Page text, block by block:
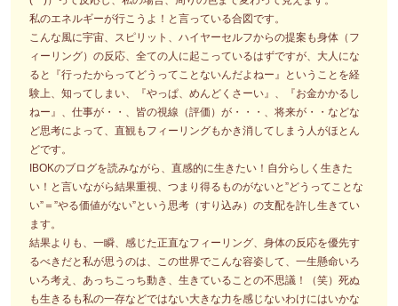
私のエネルギーが行こうよ！と言っている合図です。
こんな風に宇宙、スピリット、ハイヤーセルフからの提案も身体（フ
ィーリング）の反応、全ての人に起こっているはずですが、大人にな
ると『行ったからってどうってことないんだよねー』ということを経
験上、知ってしまい、『やっぱ、めんどくさーい』、『お金かかるし
ねー』、仕事が・・、皆の視線（評価）が・・・、将来が・・などな
ど思考によって、直観もフィーリングもかき消してしまう人がほとん
どです。
IBOKのブログを読みながら、直感的に生きたい！自分らしく生きた
い！と言いながら結果重視、つまり得るものがないと”どうってことな
い”＝”やる価値がない”という思考（すり込み）の支配を許し生きてい
ます。
結果よりも、一瞬、感じた正直なフィーリング、身体の反応を優先す
るべきだと私が思うのは、この世界でこんな容姿して、一生懸命いろ
いろ考え、あっちこっち動き、生きていることの不思議！（笑）死ぬ
も生きるも私の一存などではない大きな力を感じないわけにはいかな